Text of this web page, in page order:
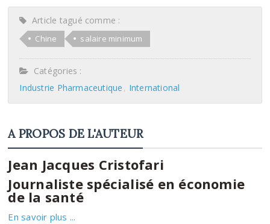
Article tagué comme :
Chine salaire minimum
Catégories :
Industrie Pharmaceutique
International
A PROPOS DE L'AUTEUR
Jean Jacques Cristofari
Journaliste spécialisé en économie
de la santé
En savoir plus ...